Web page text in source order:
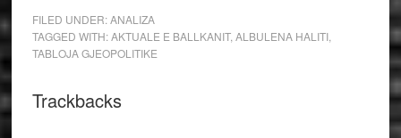
FILED UNDER:ANALIZA
TAGGED WITH:AKTUALE E BALLKANIT, ALBULENA HALITI,
TABLOJA GJEOPOLITIKE
Trackbacks